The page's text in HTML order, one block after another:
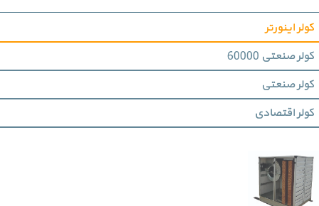
کولر اینورتر
کولر صنعتی 60000
کولر صنعتی
کولر اقتصادی